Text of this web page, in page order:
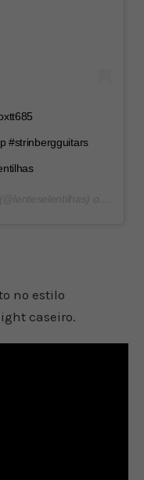
#strinbergguitars
no estilo
caseiro.